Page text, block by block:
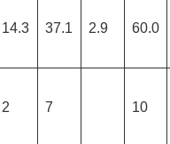
14.3 37.1 2.9 60.0
2 7 10